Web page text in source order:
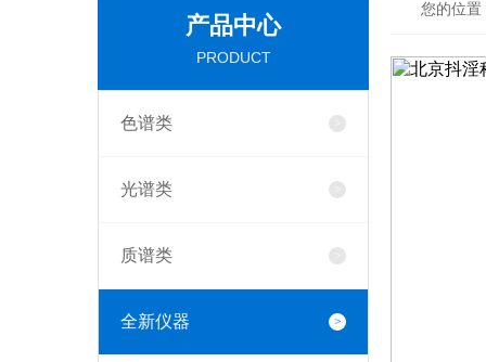
产品中心
PRODUCT
色谱类
光谱类
质谱类
全新仪器
您的位置